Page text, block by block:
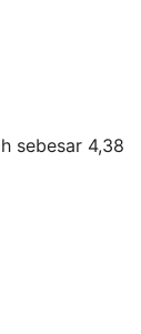
sebesar 4,38